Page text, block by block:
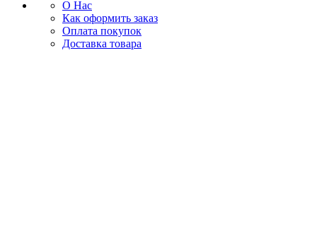
О Нас
Как оформить заказ
Оплата покупок
Доставка товара